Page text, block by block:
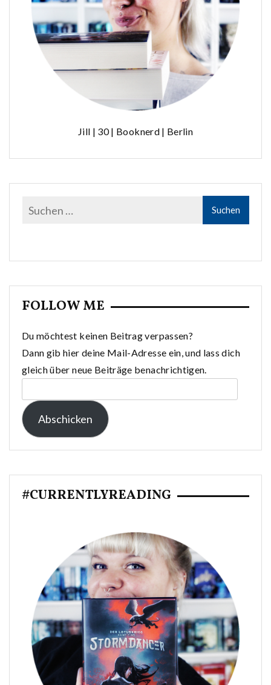
Jill | 30 | Booknerd | Berlin
FOLLOW ME
Du möchtest keinen Beitrag verpassen?
Dann gib hier deine Mail-Adresse ein, und lass dich
gleich über neue Beiträge benachrichtigen.
Mail-
Adresse:
Abschicken
#CURRENTLYREADING